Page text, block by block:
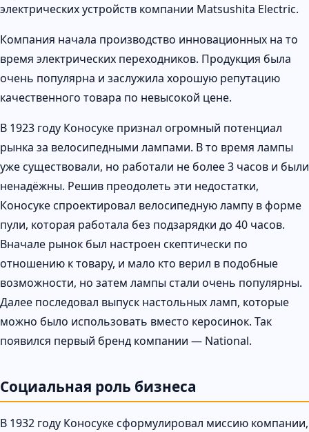
электрических устройств компании Matsushita Electric.
Компания начала производство инновационных на то
время электрических переходников. Продукция была
очень популярна и заслужила хорошую репутацию
качественного товара по невысокой цене.
В 1923 году Коносуке признал огромный потенциал
рынка за велосипедными лампами. В то время лампы
уже существовали, но работали не более 3 часов и были
ненадёжны. Решив преодолеть эти недостатки,
Коносуке спроектировал велосипедную лампу в форме
пули, которая работала без подзарядки до 40 часов.
Вначале рынок был настроен скептически по
отношению к товару, и мало кто верил в подобные
возможности, но затем лампы стали очень популярны.
Далее последовал выпуск настольных ламп, которые
можно было использовать вместо керосинок. Так
появился первый бренд компании — National.
Социальная роль бизнеса
В 1932 году Коносуке сформулировал миссию компании,